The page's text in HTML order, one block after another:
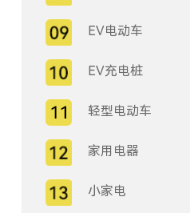
EV电动车
EV充电桩
轻型电动车
家用电器
小家电